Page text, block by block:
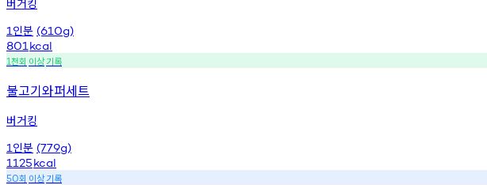
1 인분 (610g)
801 kcal
1천회 이상기록
불고기와퍼세트
버거킹
1 인분 (779g)
1125kcal
50회 이상기록